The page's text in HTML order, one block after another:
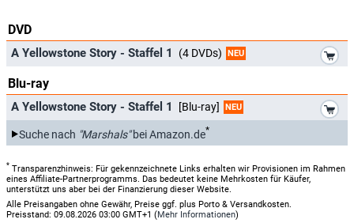
DVD
A Yellowstone Story - Staffel 1 (4 DVDs) NEU
Blu-ray
A Yellowstone Story - Staffel 1 [Blu-ray] NEU
Suche nach "Marshals"bei Amazon.de*
* Transparenzhinweis: Für gekennzeichnete Links erhalten wir Provisionen im Rahmen
eines Affiliate-Partnerprogramms. Das bedeutet keine Mehrkosten für Käufer,
unterstützt uns aber bei der Finanzierung dieser Website.
Alle Preisangaben ohne Gewähr, Preise ggf. plus Porto & Versandkosten.
Preisstand: 09.08.2026 03:00 GMT+1 (Mehr Informationen)